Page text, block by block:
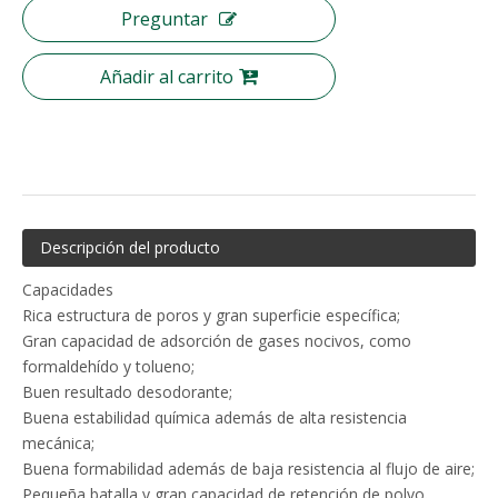
Preguntar
Añadir al carrito
Descripción del producto
Capacidades
Rica estructura de poros y gran superficie específica;
Gran capacidad de adsorción de gases nocivos, como
formaldehído y tolueno;
Buen resultado desodorante;
Buena estabilidad química además de alta resistencia
mecánica;
Buena formabilidad además de baja resistencia al flujo de aire;